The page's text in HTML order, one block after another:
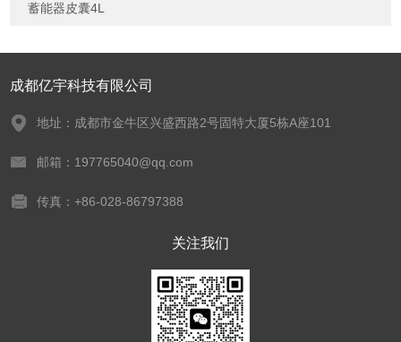
蓄能器皮囊4L
成都亿宇科技有限公司
地址：成都市金牛区兴盛西路2号固特大厦5栋A座101
邮箱：197765040@qq.com
传真：+86-028-86797388
关注我们